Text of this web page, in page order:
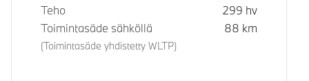
Teho
299 hv
Toimintasäde sähköllä
(Toimintasäde yhdistetty WLTP)
88 km